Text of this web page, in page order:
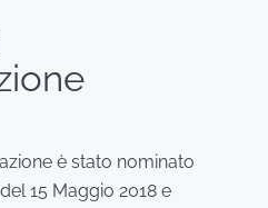
è stato nominato
15 Maggio 2018 e